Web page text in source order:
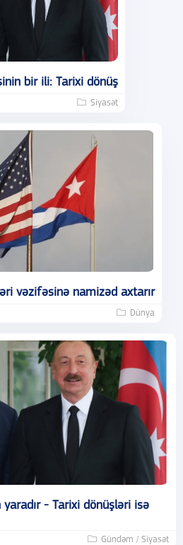
bir ili: Tarixi dönüş
Siyasət
vəzifəsinə namizəd axtarır
Dünya
- Tarixi dönüşləri isə
Gündəm / Siyasət